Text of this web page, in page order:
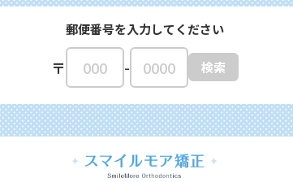
郵便番号を入力してください
〒 - 検索